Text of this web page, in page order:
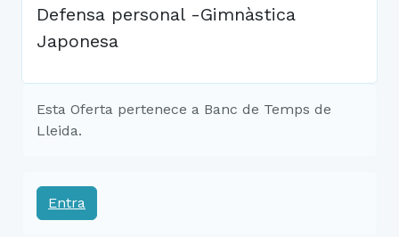
Defensa personal -Gimnàstica
Japonesa
Esta Oferta pertenece a Banc de Temps de
Lleida.
Entra